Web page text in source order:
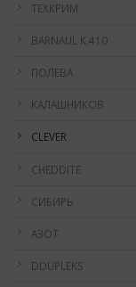
ТЕХКРИМ
BARNAUL К.410
ПОЛЕВА
КАЛАШНИКОВ
CLEVER
CHEDDITE
СИБИРЬ
АЗОТ
DDUPLEKS